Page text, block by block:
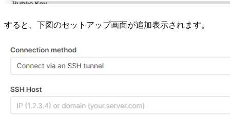
すると、下図のセットアップ画面が追加表示されます。